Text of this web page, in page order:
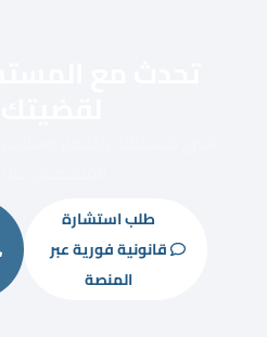
طلب استشارة
قانونية فورية عبر
المنصة